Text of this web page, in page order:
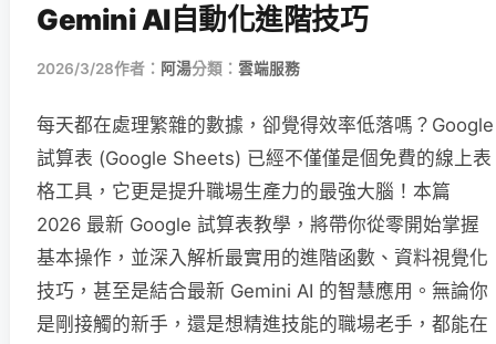
Gemini AI自動化進階技巧
2026/3/28作者： 阿湯分類： 雲端服務
每天都在處理繁雜的數據，卻覺得效率低落嗎？Google
試算表 (Google Sheets) 已經不僅僅是個免費的線上表
格工具，它更是提升職場生產力的最強大腦！本篇
2026 最新 Google 試算表教學，將帶你從零開始掌握
基本操作，並深入解析最實用的進階函數、資料視覺化
技巧，甚至是結合最新 Gemini AI 的智慧應用。無論你
是剛接觸的新手，還是想精進技能的職場老手，都能在